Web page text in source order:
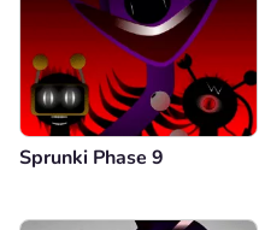
Sprunki Phase 9